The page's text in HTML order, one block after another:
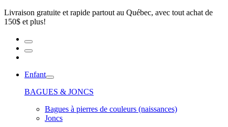
Livraison gratuite et rapide partout au Québec, avec tout achat de
150$ et plus!
Enfant
BAGUES & JONCS
Bagues à pierres de couleurs (naissances)
Joncs